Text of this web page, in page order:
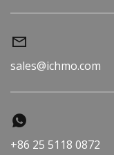
sales@ichmo.com
+86 25 5118 0872